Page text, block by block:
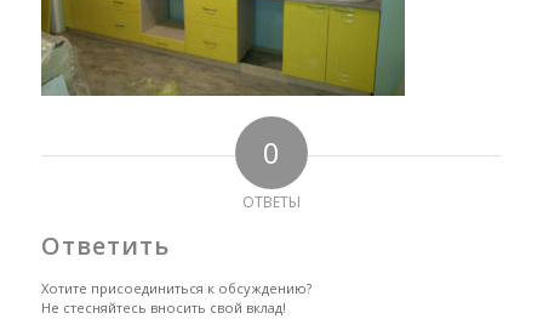
0
ОТВЕТЫ
Ответить
Хотите присоединиться к обсуждению?
Не стесняйтесь вносить свой вклад!